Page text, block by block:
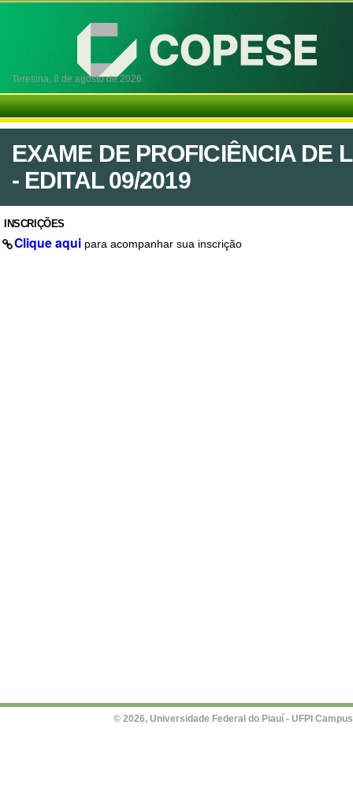
Teresina, 8 de agosto de 2026
EXAME DE PROFICIÊNCIA DE
- EDITAL 09/2019
INSCRIÇÕES
Clique aqui para acompanhar sua inscrição
© 2026, Universidade Federal do Piauí - UFPI